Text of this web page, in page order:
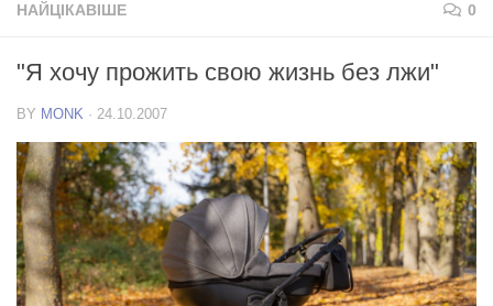
НАЙЦІКАВІШЕ 0
"Я хочу прожить свою жизнь без лжи"
BY MONK · 24.10.2007